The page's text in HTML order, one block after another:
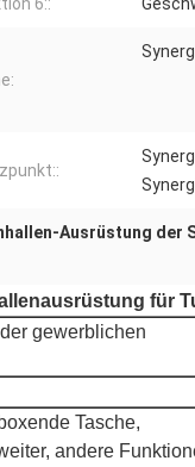
6::
Ausrüstung der
für
gewerblichen
Tasche,
andere